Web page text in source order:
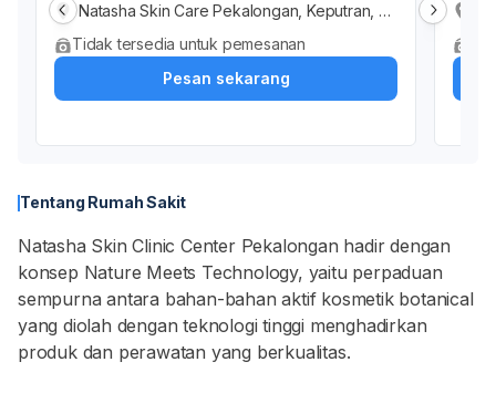
Natasha Skin Care Pekalongan, Keputran, Ko
ta Pekalongan, Jawa Tengah, Indonesia
Tidak tersedia untuk pemesanan
Pesan sekarang
Tentang Rumah Sakit
Natasha Skin Clinic Center Pekalongan hadir dengan
konsep Nature Meets Technology, yaitu perpaduan
sempurna antara bahan-bahan aktif kosmetik botanical
yang diolah dengan teknologi tinggi menghadirkan
produk dan perawatan yang berkualitas.